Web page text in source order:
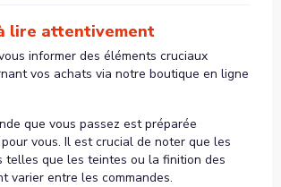
lire attentivement
informer des éléments cruciaux
vos achats via notre boutique en ligne
que vous passez est préparée
vous. Il est crucial de noter que les
telles que les teintes ou la finition des
varier entre les commandes.